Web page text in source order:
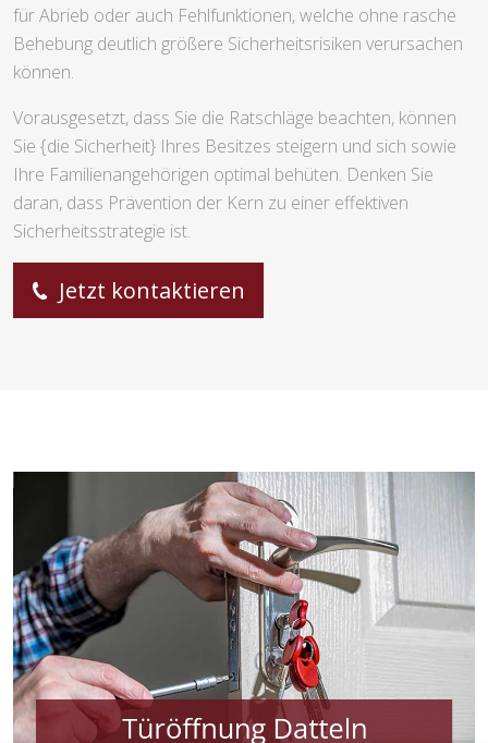
für Abrieb oder auch Fehlfunktionen, welche ohne rasche
Behebung deutlich größere Sicherheitsrisiken verursachen
können.
Vorausgesetzt, dass Sie die Ratschläge beachten, können
Sie {die Sicherheit} Ihres Besitzes steigern und sich sowie
Ihre Familienangehörigen optimal behüten. Denken Sie
daran, dass Prävention der Kern zu einer effektiven
Sicherheitsstrategie ist.
Jetzt kontaktieren